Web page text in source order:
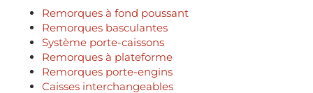
Remorques à fond poussant
Remorques basculantes
Système porte-caissons
Remorques à plateforme
Remorques porte-engins
Caisses interchangeables